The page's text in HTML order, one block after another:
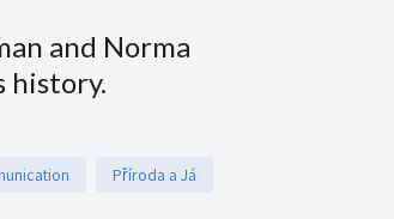
and Norma
history.
Příroda a Já